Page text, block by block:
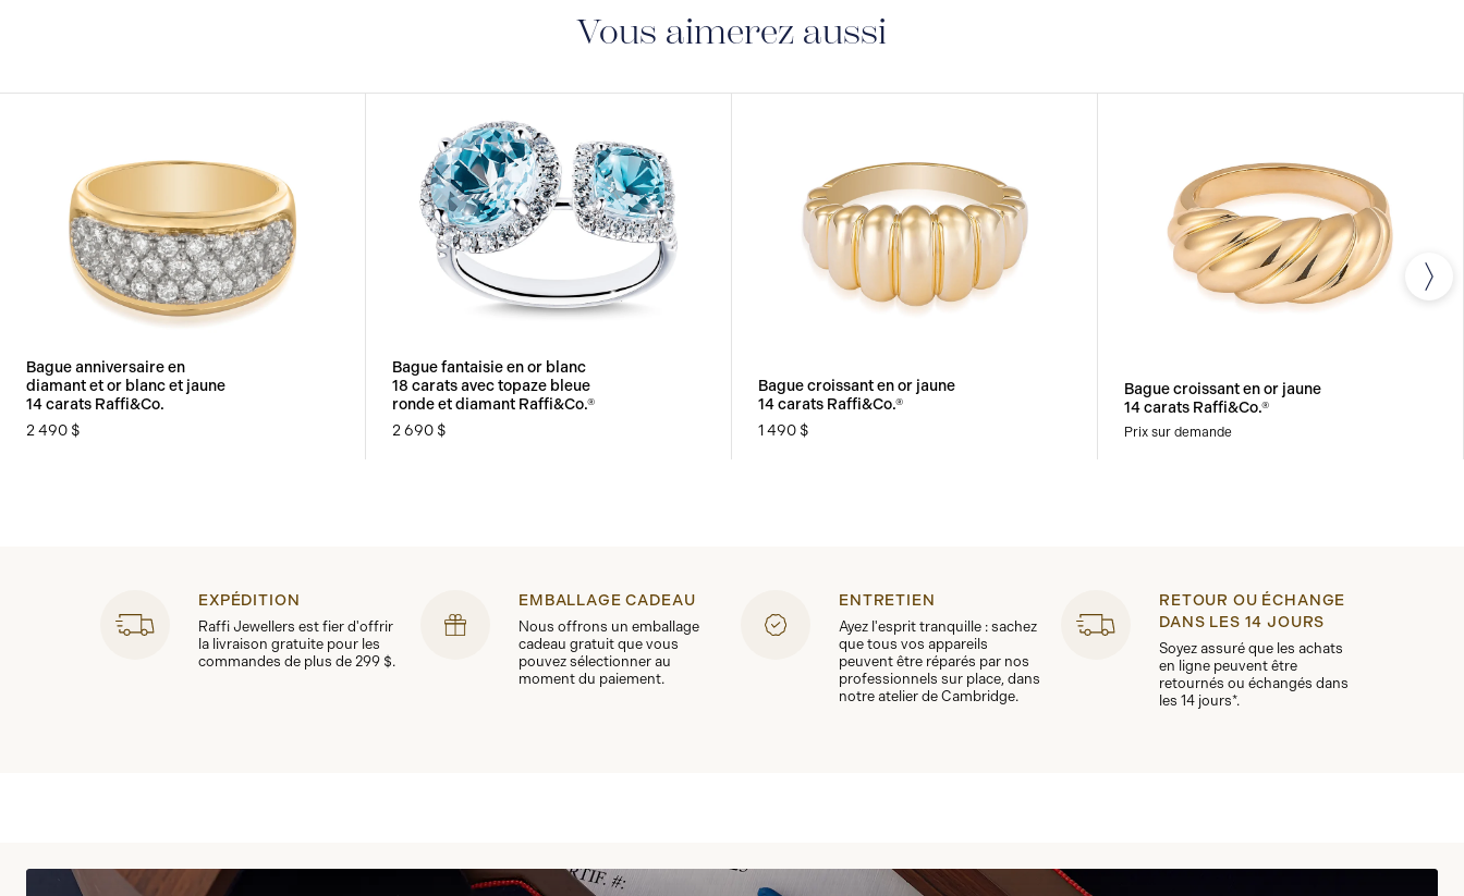
Vous aimerez aussi
Bague anniversaire en
diamant et or blanc et jaune
14 carats Raffi&Co.
2 490 $
Bague fantaisie en or blanc
18 carats avec topaze bleue
ronde et diamant Raffi&Co.®
2 690 $
Bague croissant en or jaune
14 carats Raffi&Co.®
1 490 $
Bague croissant en or jaune
14 carats Raffi&Co.®
Prix sur demande
EXPÉDITION
Raffi Jewellers est fier d'offrir
la livraison gratuite pour les
commandes de plus de 299 $.
EMBALLAGE CADEAU
Nous offrons un emballage
cadeau gratuit que vous
pouvez sélectionner au
moment du paiement.
ENTRETIEN
Ayez l'esprit tranquille : sachez
que tous vos appareils
peuvent être réparés par nos
professionnels sur place, dans
notre atelier de Cambridge.
RETOUR OU ÉCHANGE
DANS LES 14 JOURS
Soyez assuré que les achats
en ligne peuvent être
retournés ou échangés dans
les 14 jours*.